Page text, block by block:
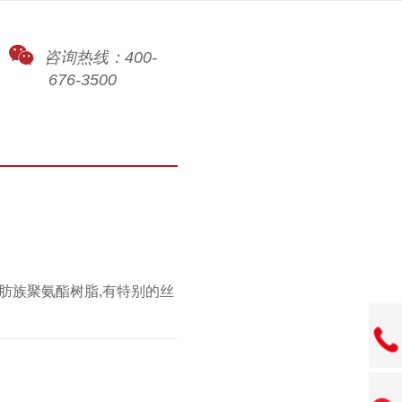
咨询热线：400-
676-3500
族聚氨酯树脂,有特别的丝